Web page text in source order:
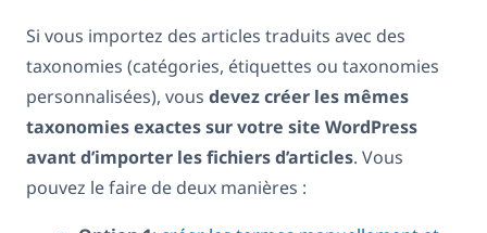
Si vous importez des articles traduits avec des
taxonomies (catégories, étiquettes ou taxonomies
personnalisées), vous devez créer les mêmes
taxonomies exactes sur votre site WordPress
avant d’importer les fichiers d’articles. Vous
pouvez le faire de deux manières :